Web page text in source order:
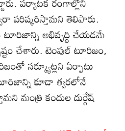
పరిష్కరిస్తామని తెలిపారు.
అభివృద్ధి చేయడమే
చేశారు. టెంపుల్ టూరిజం,
సర్క్యూట్లని ఏర్పాటు
కూడా త్వరలోనే
మంత్రి కందుల దుర్గేష్